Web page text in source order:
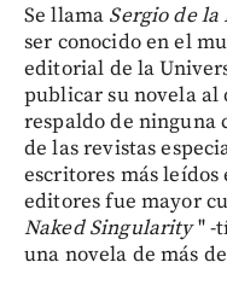
Se llama Sergio de la
ser conocido en el
editorial de la
publicar su novela al
respaldo de ninguna
de las revistas
escritores más leídos
editores fue mayor
Naked Singularity" -
una novela de más